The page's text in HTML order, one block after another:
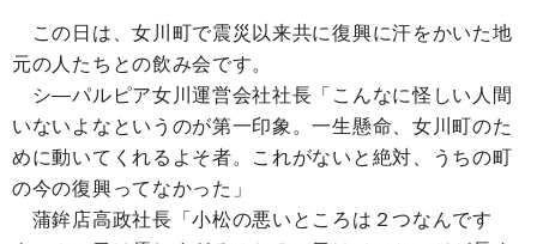
この日は、女川町で震災以来共に復興に汗をかいた地
元の人たちとの飲み会です。
シ―パルピア女川運営会社社長「こんなに怪しい人間
いないよなというのが第一印象。一生懸命、女川町のた
めに動いてくれるよそ者。これがないと絶対、うちの町
の今の復興ってなかった」
蒲鉾店高政社長「小松の悪いところは２つなんです